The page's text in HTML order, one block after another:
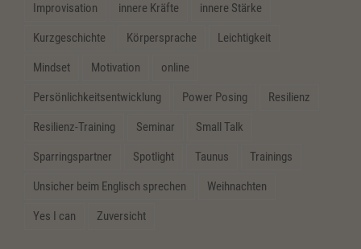
Improvisation innere Kräfte innere Stärke
Kurzgeschichte Körpersprache Leichtigkeit
Mindset Motivation online
Persönlichkeitsentwicklung Power Posing Resilienz
Resilienz-Training Seminar Small Talk
Sparringspartner Spotlight Taunus Trainings
Unsicher beim Englisch sprechen Weihnachten
Yes I can Zuversicht